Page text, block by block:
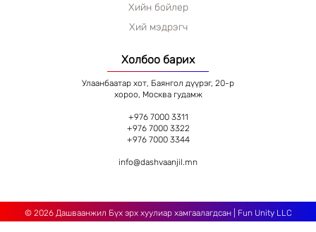
Хийн бойлер
Хий мэдрэгч
Холбоо барих
Улаанбаатар хот, Баянгол дүүрэг, 20-р
хороо, Москва гудамж
+976 7000 3311
+976 7000 3322
+976 7000 3344
info@dashvaanjil.mn
© 2026 Дашваанжил Бүх эрх хуулиар хамгаалагдсан| Fun Unity LLC